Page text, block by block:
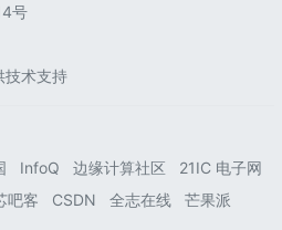
号
技术支持
InfoQ 边缘计算社区
21IC 电子网
吧客 CSDN 全志在线
芒果派